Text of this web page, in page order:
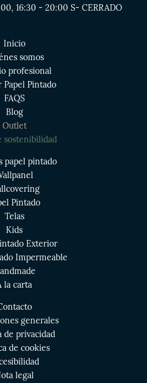
16:30 - 20:00 S- CERRADO
Inicio
somos
profesional
Papel Pintado
FAQS
Blog
Outlet
sostenibilidad
papel pintado
Pintado
Telas
Kids
Exterior
Impermeable
la carta
generales
de privacidad
de cookies
legal